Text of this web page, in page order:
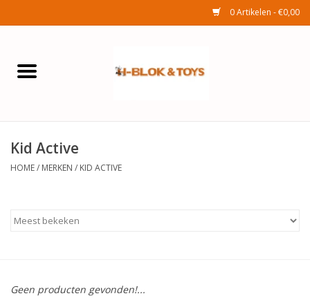
0 Artikelen - €0,00
Home
Huishouden
Tuinafdeling
Seizoenenartikelen
Kid Active
HOME/ MERKEN / KID ACTIVE
Geen producten gevonden!...